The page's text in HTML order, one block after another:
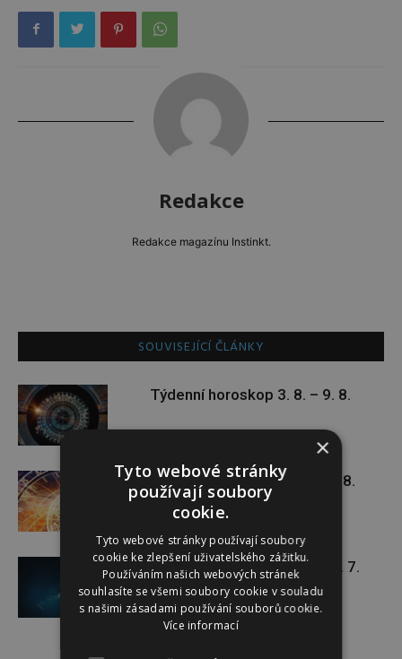
Redakce
Redakce magazínu Instinkt.
SOUVISEJÍCÍ ČLÁNKY
Týdenní horoskop 3. 8. – 9. 8.
Týdenní horoskop 27. 7. – 2. 8.
Týdenní horoskop 20. 7. – 26. 7.
×
Tyto webové stránky
používají soubory
cookie.
Tyto webové stránky používají soubory
cookie ke zlepšení uživatelského zážitku.
Používáním našich webových stránek
souhlasíte se všemi soubory cookie v souladu
s našimi zásadami používání souborů cookie.
Více informací